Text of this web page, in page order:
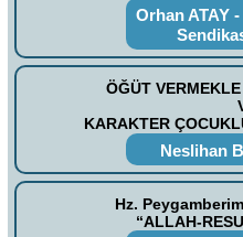
Orhan ATAY
ÖĞÜT
KARAKTER
Neslihan
Hz.
“ALLAH-